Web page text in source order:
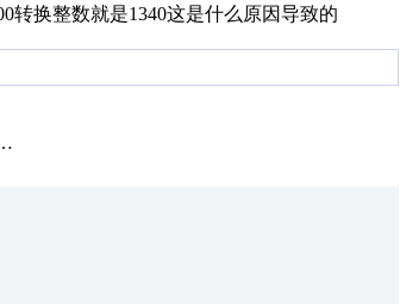
转换整数就是1340这是什么原因导致的